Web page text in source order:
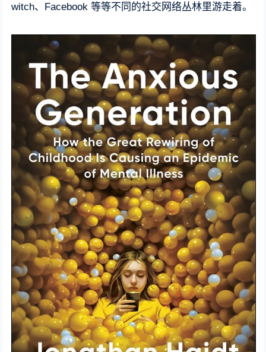
witch、Facebook 等等不同的社交网络丛林里游走着。